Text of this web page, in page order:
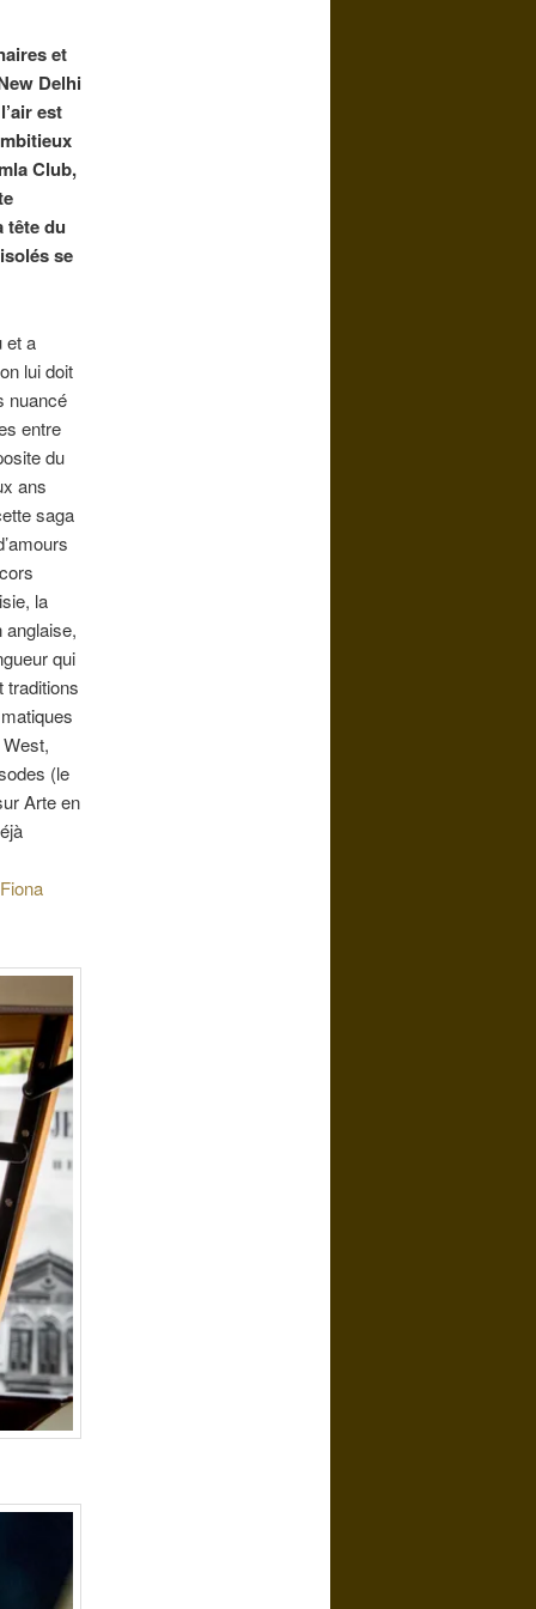
et
Delhi
est
Club,
tête du
se
et a
lui doit
nuancé
entre
du
ans
saga
la
anglaise,
qui
traditions
(le
Arte en